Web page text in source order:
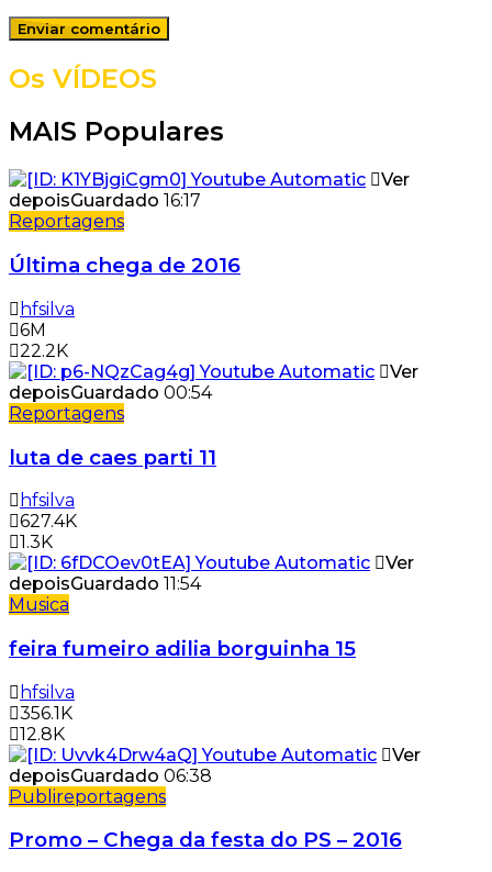
Os VÍDEOS
MAIS Populares
Ver
depoisGuardado 16:17
Reportagens
Última chega de 2016
hfsilva
6M
22.2K
Ver
depoisGuardado 00:54
Reportagens
luta de caes parti 11
hfsilva
627.4K
1.3K
Ver
depoisGuardado 11:54
Musica
feira fumeiro adilia borguinha 15
hfsilva
356.1K
12.8K
Ver
depoisGuardado 06:38
Publireportagens
Promo – Chega da festa do PS – 2016